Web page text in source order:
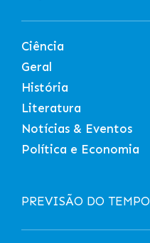
Ciência
Geral
História
Literatura
Notícias & Eventos
Política e Economia
PREVISÃO DO TEMPO